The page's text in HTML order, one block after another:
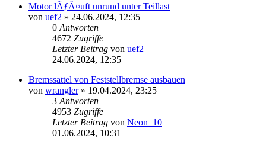
Motor lÃƒÂ¤uft unrund unter Teillast
von uef2 » 24.06.2024, 12:35
0 Antworten
4672 Zugriffe
Letzter Beitrag von uef2
24.06.2024, 12:35
Bremssattel von Feststellbremse ausbauen
von wrangler» 19.04.2024, 23:25
3 Antworten
4953 Zugriffe
Letzter Beitrag von Neon_10
01.06.2024, 10:31